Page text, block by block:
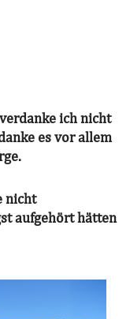
ich nicht
es vor allem
nicht
aufgehört hätten